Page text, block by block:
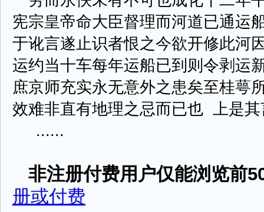
宪宗皇帝命大臣督理而河道已通运
于讹言遂止识者恨之今欲开修此河
运约当十车每年运船已到则令剥运
庶京师充实永无意外之患矣至桂萼
效难非直有地理之忌而已也 上是
......
非注册付费用户仅能浏览前
册或付费